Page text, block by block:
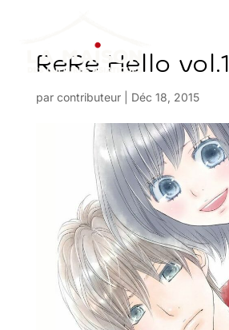
ReRe Hello vol.1
par contributeur| Déc 18, 2015